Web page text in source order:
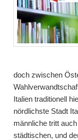
doch zwischen
Italien traditionell
nördlichste Stadt
männliche tritt
städtischen, und